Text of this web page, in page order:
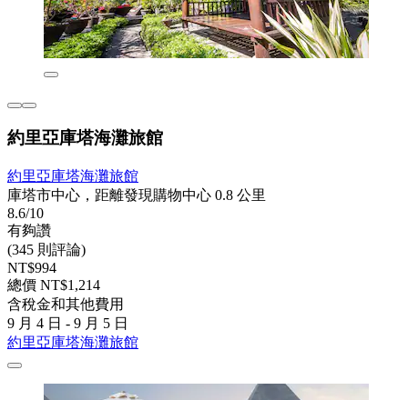
約里亞庫塔海灘旅館
約里亞庫塔海灘旅館
庫塔市中心，距離發現購物中心 0.8 公里
8.6/10
有夠讚
(345 則評論)
NT$994
總價 NT$1,214
含稅金和其他費用
9 月 4 日 - 9 月 5 日
約里亞庫塔海灘旅館